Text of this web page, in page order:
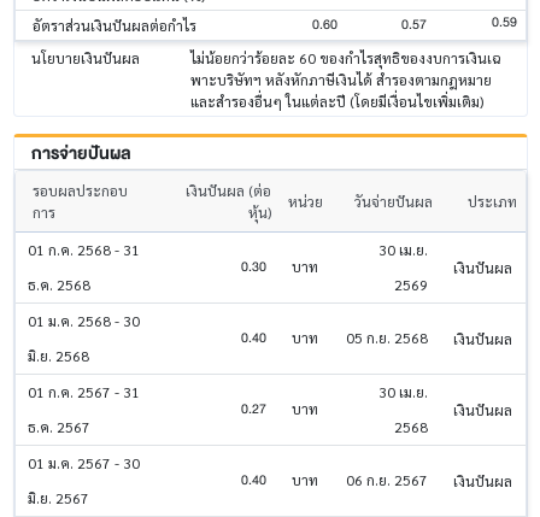
อัตราส่วนเงินปันผลต่อกำไร 0.60 0.57 0.59
นโยบายเงินปันผล
ไม่น้อยกว่าร้อยละ 60 ของกำไรสุทธิของงบการเงินเฉ
พาะบริษัทฯ หลังหักภาษีเงินได้ สำรองตามกฎหมาย
และสำรองอื่นๆ ในแต่ละปี (โดยมีเงื่อนไขเพิ่มเติม)
การจ่ายปันผล
รอบผลประกอบ
การ
เงินปันผล (ต่อ
หุ้น)
หน่วย วันจ่ายปันผล ประเภท
01 ก.ค. 2568 - 31
ธ.ค. 2568
0.30 บาท
30 เม.ย.
2569
เงินปันผล
01 ม.ค. 2568 - 30
มิ.ย. 2568
0.40 บาท 05 ก.ย. 2568 เงินปันผล
01 ก.ค. 2567 - 31
ธ.ค. 2567
0.27 บาท
30 เม.ย.
2568
เงินปันผล
01 ม.ค. 2567 - 30
มิ.ย. 2567
0.40 บาท 06 ก.ย. 2567 เงินปันผล